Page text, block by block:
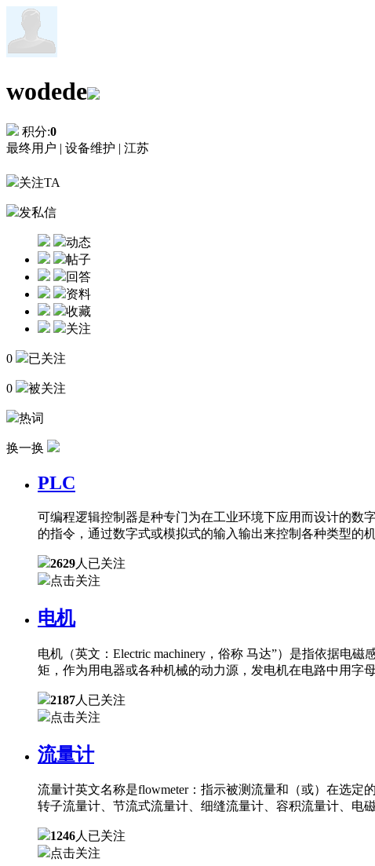
wodede
积分:0
最终用户 | 设备维护 | 江苏
关注TA
发私信
动态
帖子
回答
资料
收藏
关注
0 已关注
0 被关注
热词
换一换
PLC
可编程逻辑控制器是种专门为在工业环境下应用而设计的数
的指令，通过数字式或模拟式的输入输出来控制各种类型的
2629人已关注
点击关注
电机
电机（英文：Electric machinery，俗称 马达”）是指依据电
矩，作为用电器或各种机械的动力源，发电机在电路中用字
2187人已关注
点击关注
流量计
流量计英文名称是flowmeter：指示被测流量和（或）在选定
转子流量计、节流式流量计、细缝流量计、容积流量计、电
1246人已关注
点击关注